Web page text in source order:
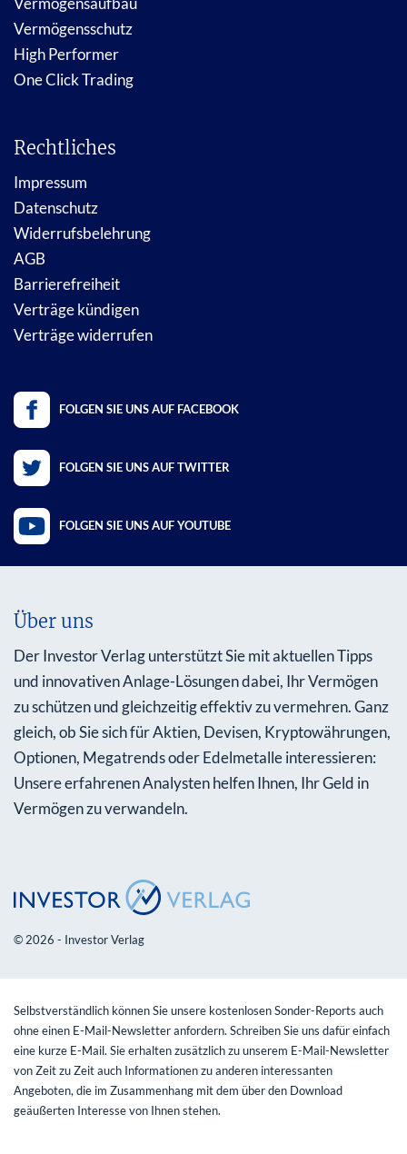
Vermögensschutz
High Performer
One Click Trading
Rechtliches
Impressum
Datenschutz
Widerrufsbelehrung
AGB
Barrierefreiheit
Verträge kündigen
Verträge widerrufen
FOLGEN SIE UNS AUF FACEBOOK
FOLGEN SIE UNS AUF TWITTER
FOLGEN SIE UNS AUF YOUTUBE
Über uns
Der Investor Verlag unterstützt Sie mit aktuellen Tipps
und innovativen Anlage-Lösungen dabei, Ihr Vermögen
zu schützen und gleichzeitig effektiv zu vermehren. Ganz
gleich, ob Sie sich für Aktien, Devisen, Kryptowährungen,
Optionen, Megatrends oder Edelmetalle interessieren:
Unsere erfahrenen Analysten helfen Ihnen, Ihr Geld in
Vermögen zu verwandeln.
© 2026 - Investor Verlag
Selbstverständlich können Sie unsere kostenlosen Sonder-Reports auch
ohne einen E-Mail-Newsletter anfordern. Schreiben Sie uns dafür einfach
eine kurze E-Mail. Sie erhalten zusätzlich zu unserem E-Mail-Newsletter
von Zeit zu Zeit auch Informationen zu anderen interessanten
Angeboten, die im Zusammenhang mit dem über den Download
geäußerten Interesse von Ihnen stehen.